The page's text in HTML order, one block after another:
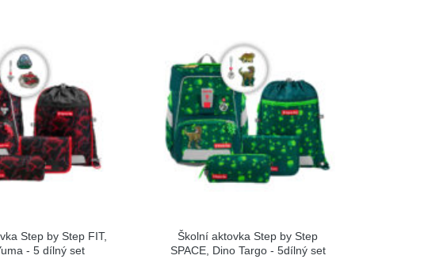
Step by Step FIT,
- 5 dílný set
Školní aktovka Step by Step
SPACE, Dino Targo - 5dílný set